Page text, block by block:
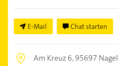
E-Mail Chat starten
Am Kreuz 6,95697 Nagel